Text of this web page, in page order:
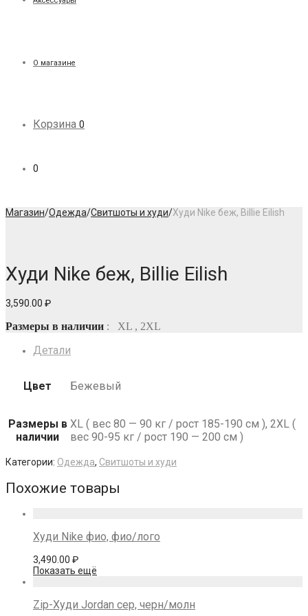
О магазине
Корзина 0
0
Магазин/Одежда/Свитшоты и худи/Худи Nike беж, Billie Eilish
Худи Nike беж, Billie Eilish
3,590.00 ₽
Размеры в наличии : XL , 2XL
Детали
Цвет Бежевый
Размеры в
наличии
XL ( вес 80 — 90 кг / рост 185-190 см ), 2XL (
вес 90-95 кг / рост 190 — 200 см )
Категории: Одежда, Свитшоты и худи
Похожие товары
Худи Nike фио, фио/лого
3,490.00 ₽
Показать ещё
Zip-Худи Jordan сер, черн/молн